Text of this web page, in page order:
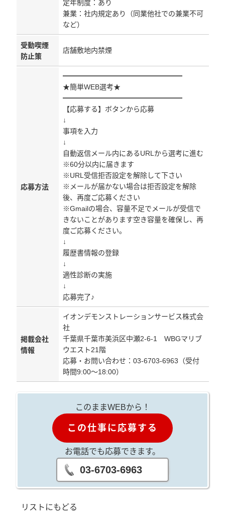
定年制度：あり
兼業：社内規定あり（同業他社での兼業不可
など）
受動喫煙
防止策
店舗敷地内禁煙
応募方法
━━━━━━━━━━━━━━━━━
★簡単WEB選考★
━━━━━━━━━━━━━━━━━
【応募する】ボタンから応募
↓
事項を入力
↓
自動返信メール内にあるURLから選考に進む
※60分以内に届きます
※URL受信拒否設定を解除して下さい
※メールが届かない場合は拒否設定を解除
後、再度ご応募ください
※Gmailの場合、容量不足でメールが受信で
きないことがあります空き容量を確保し、再
度ご応募ください。
↓
履歴書情報の登録
↓
適性診断の実施
↓
応募完了♪
掲載会社
情報
イオンデモンストレーションサービス株式会
社
千葉県千葉市美浜区中瀬2-6-1 WBGマリブ
ウエスト21階
応募・お問い合わせ：03-6703-6963（受付
時間9:00～18:00）
このままWEBから！
この仕事に応募する
お電話でも応募できます。
03-6703-6963
リストにもどる